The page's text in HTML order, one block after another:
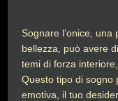
Sognare l’onice,
bellezza, può avere
temi di forza
Questo tipo di sogno
emotiva, il tuo